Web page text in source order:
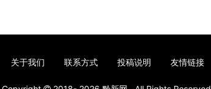
关于我们 联系方式 投稿说明 友情链接